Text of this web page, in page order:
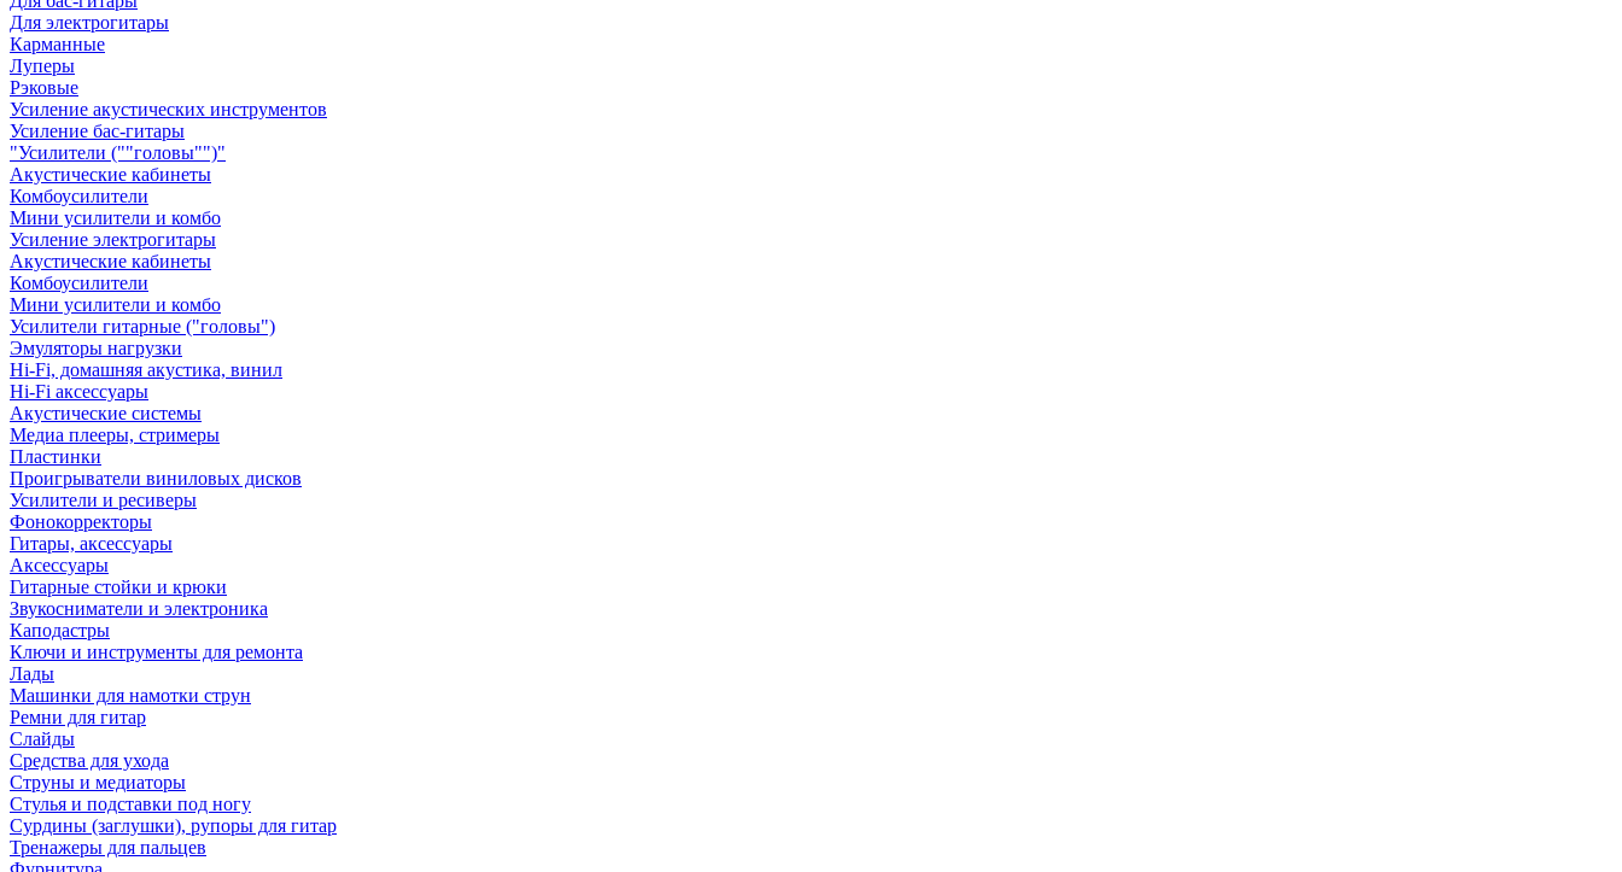
Для электрогитары
Карманные
Луперы
Рэковые
Усиление акустических инструментов
Усиление бас-гитары
"Усилители (""головы"")"
Акустические кабинеты
Комбоусилители
Мини усилители и комбо
Усиление электрогитары
Акустические кабинеты
Комбоусилители
Мини усилители и комбо
Усилители гитарные ("головы")
Эмуляторы нагрузки
Hi-Fi, домашняя акустика, винил
Hi-Fi аксессуары
Акустические системы
Медиа плееры, стримеры
Пластинки
Проигрыватели виниловых дисков
Усилители и ресиверы
Фонокорректоры
Гитары, аксессуары
Аксессуары
Гитарные стойки и крюки
Звукосниматели и электроника
Каподастры
Ключи и инструменты для ремонта
Лады
Машинки для намотки струн
Ремни для гитар
Слайды
Средства для ухода
Струны и медиаторы
Стулья и подставки под ногу
Сурдины (заглушки), рупоры для гитар
Тренажеры для пальцев